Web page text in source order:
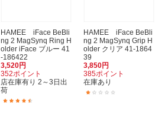
HAMEE iFace BeBli
ng 2 MagSynq Ring H
older iFace ブルー 41
-186422
3,520円
352ポイント
店在庫有り 2～3日出
荷
HAMEE iFace BeBli
ng 2 MagSynq Grip H
older クリア 41-1864
39
3,850円
385ポイント
在庫あり